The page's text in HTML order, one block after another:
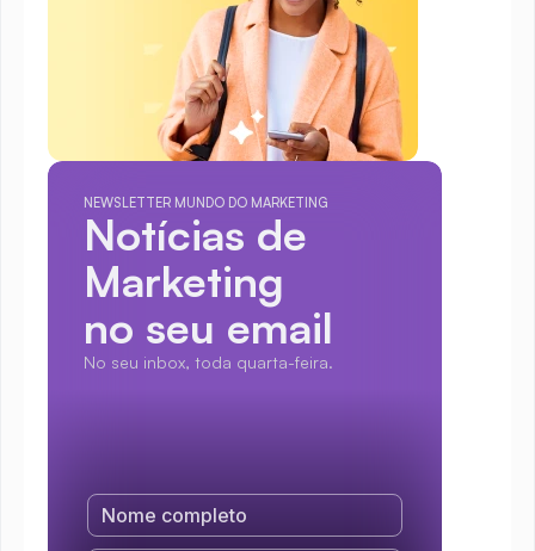
NEWSLETTER MUNDO DO MARKETING
Notícias de
Marketing
no seu email
No seu inbox, toda quarta-feira.